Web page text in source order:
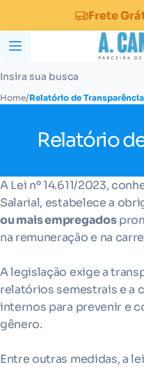
Frete
Home/Relatório de Transparência
Relatório
A Lei nº 14.611/2023,
Salarial, estabelece a
ou mais empregados
na remuneração e na
A legislação exige a
relatórios semestrais e a
internos para prevenir e
gênero.
Entre outras medidas, a